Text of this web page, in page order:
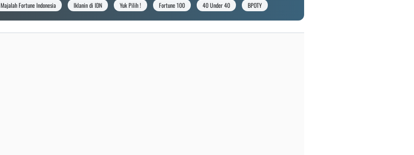
Majalah Fortune Indonesia Iklanin di IDN Yuk Pilih ! Fortune 100 40 Under 40 BPOTY